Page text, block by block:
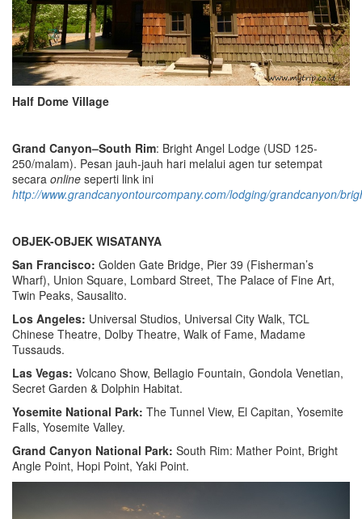
Half Dome Village
Grand Canyon–South Rim: Bright Angel Lodge (USD 125-
250/malam). Pesan jauh-jauh hari melalui agen tur setempat
secara online seperti link ini
http://www.grandcanyontourcompany.com/lodging/grandcanyon/
OBJEK-OBJEK WISATANYA
San Francisco: Golden Gate Bridge, Pier 39 (Fisherman’s
Wharf), Union Square, Lombard Street, The Palace of Fine Art,
Twin Peaks, Sausalito.
Los Angeles: Universal Studios, Universal City Walk, TCL
Chinese Theatre, Dolby Theatre, Walk of Fame, Madame
Tussauds.
Las Vegas: Volcano Show, Bellagio Fountain, Gondola Venetian,
Secret Garden & Dolphin Habitat.
Yosemite National Park: The Tunnel View, El Capitan, Yosemite
Falls, Yosemite Valley.
Grand Canyon National Park: South Rim: Mather Point, Bright
Angle Point, Hopi Point, Yaki Point.